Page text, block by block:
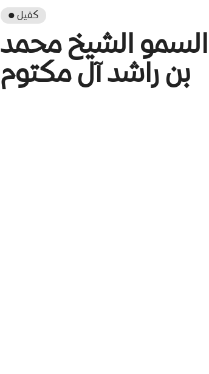
● كفيل
الشيخ محمد
بن راشد آل مكتوم